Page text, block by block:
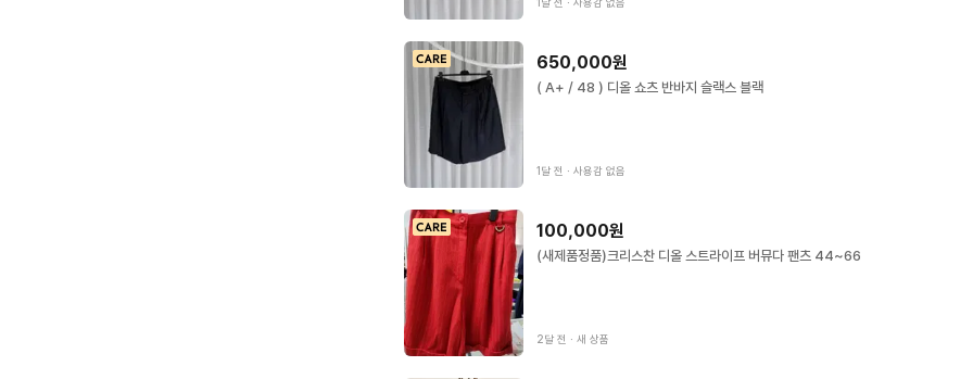
650,000원
( A+ / 48 ) 디올 쇼츠 반바지 슬랙스 블랙
1달 전 ∙ 사용감 없음
100,000원
(새제품정품)크리스찬 디올 스트라이프 버뮤다 팬츠 44~66
2달 전 ∙ 새 상품